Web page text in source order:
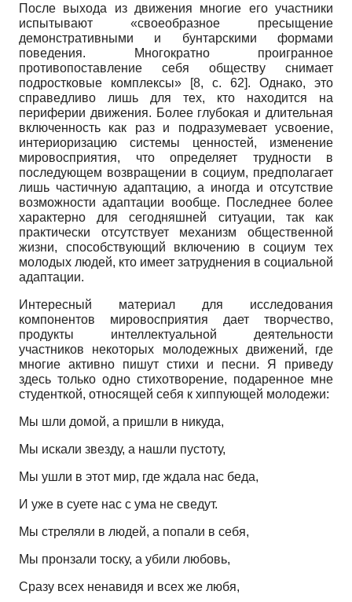
После выхода из движения многие его участники
испытывают «своеобразное пресыщение
демонстративными и бунтарскими формами
поведения. Многократно проигранное
противопоставление себя обществу снимает
подростковые комплексы»
[8, с. 62]. Однако, это
справедливо лишь для тех, кто находится на
периферии движения. Более глубокая и длительная
включенность как раз и подразумевает усвоение,
интериоризацию системы ценностей, изменение
мировосприятия, что определяет трудности в
последующем возвращении в социум, предполагает
лишь частичную адаптацию, а иногда и отсутствие
возможности адаптации вообще. Последнее более
характерно для сегодняшней ситуации, так как
практически отсутствует механизм общественной
жизни, способствующий включению в социум тех
молодых людей, кто имеет затруднения в социальной
адаптации.
Интересный материал для исследования
компонентов мировосприятия дает творчество,
продукты интеллектуальной деятельности
участников некоторых молодежных движений, где
многие активно пишут стихи и песни. Я приведу
здесь только одно стихотворение, подаренное мне
студенткой, относящей себя к хиппующей молодежи:
Мы шли домой, а пришли в никуда,
Мы искали звезду, а нашли пустоту,
Мы ушли в этот мир, где ждала нас беда,
И уже в суете нас с ума не сведут.
Мы стреляли в людей, а попали в себя,
Мы пронзали тоску, а убили любовь,
Сразу всех ненавидя и всех же любя,